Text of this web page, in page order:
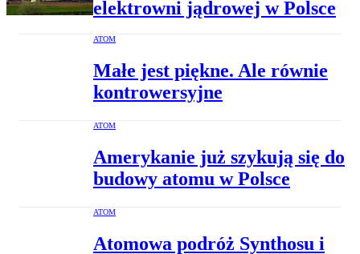
elektrowni jądrowej w Polsce
ATOM
Małe jest piękne. Ale równie
kontrowersyjne
ATOM
Amerykanie już szykują się do
budowy atomu w Polsce
ATOM
Atomowa podróż Synthosu i